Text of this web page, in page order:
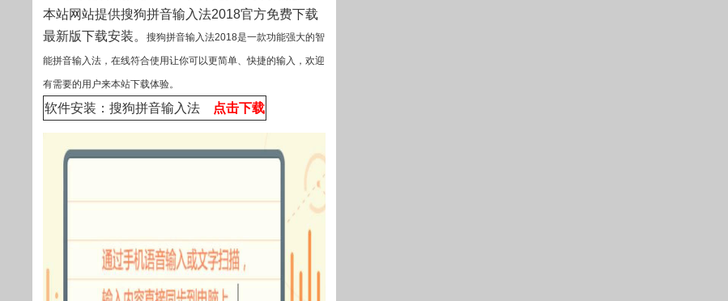
本站网站提供搜狗拼音输入法2018官方免费下载
最新版下载安装。
搜狗拼音输入法2018是一款功能强大的智
能拼音输入法，在线符合使用让你可以更简单、快捷的输入，欢迎
有需要的用户来本站下载体验。
软件安装：搜狗拼音输入法 点击下载